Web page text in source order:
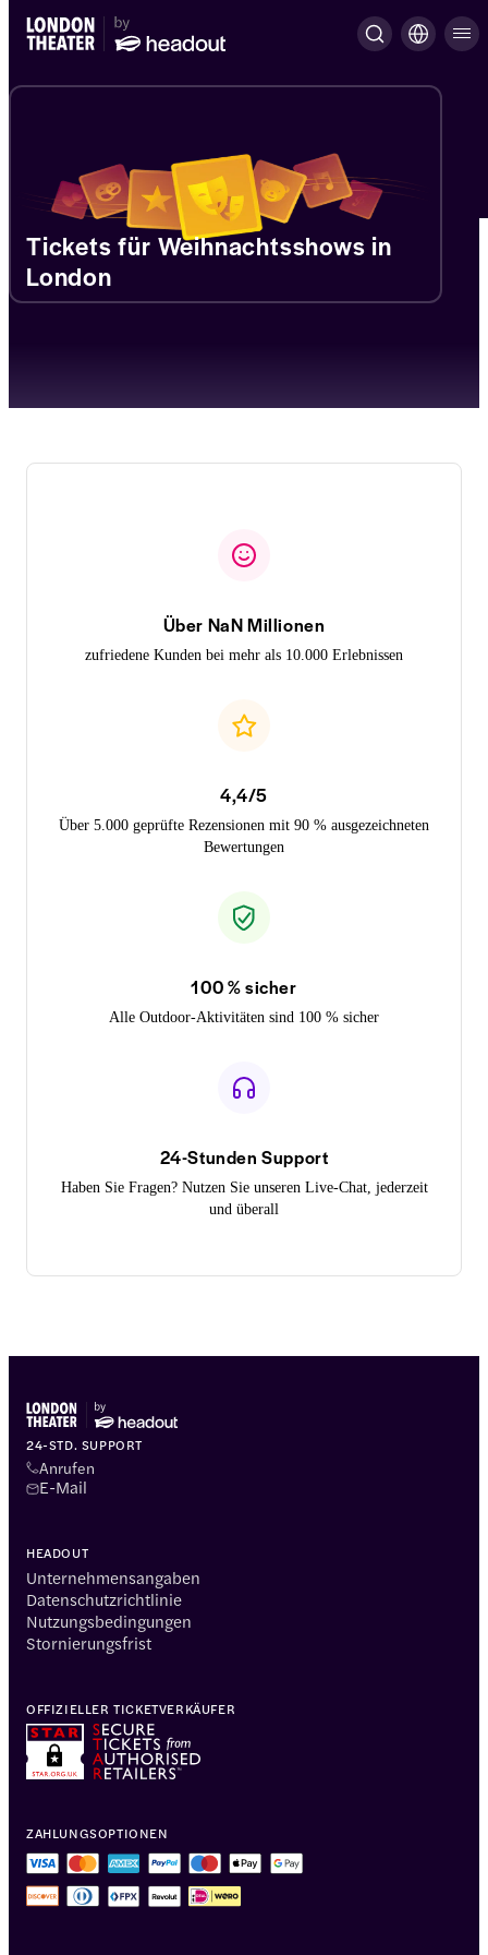
Tickets für Weihnachtsshows in
London
Über NaN Millionen
zufriedene Kunden bei mehr als 10.000 Erlebnissen
4,4/5
Über 5.000 geprüfte Rezensionen mit 90 % ausgezeichneten
Bewertungen
100 % sicher
Alle Outdoor-Aktivitäten sind 100 % sicher
24-Stunden Support
Haben Sie Fragen? Nutzen Sie unseren Live-Chat, jederzeit
und überall
24-STD. SUPPORT
Anrufen
E-Mail
HEADOUT
Unternehmensangaben
Datenschutzrichtlinie
Nutzungsbedingungen
Stornierungsfrist
ZAHLUNGSOPTIONEN
OFFIZIELLER TICKETVERKÄUFER